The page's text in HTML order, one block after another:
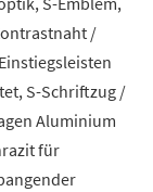
/
S-Schriftzug /
Aluminium
für